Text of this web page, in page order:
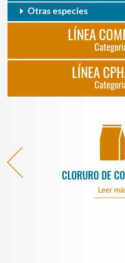
Otras especies
LÍNEA
LÍNEA
CLORURO DE
Leer